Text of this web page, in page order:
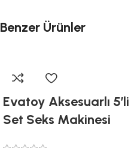
Benzer Ürünler
Evatoy Aksesuarlı 5’li
Set Seks Makinesi